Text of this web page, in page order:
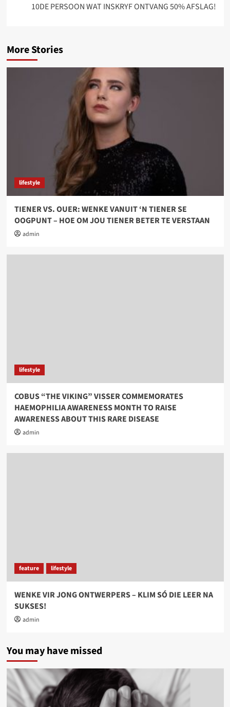
10DE PERSOON WAT INSKRYF ONTVANG 50% AFSLAG!
More Stories
lifestyle
TIENER VS. OUER: WENKE VANUIT ‘N TIENER SE
OOGPUNT – HOE OM JOU TIENER BETER TE VERSTAAN
admin
lifestyle
COBUS “THE VIKING” VISSER COMMEMORATES
HAEMOPHILIA AWARENESS MONTH TO RAISE
AWARENESS ABOUT THIS RARE DISEASE
admin
feature lifestyle
WENKE VIR JONG ONTWERPERS – KLIM SÓ DIE LEER NA
SUKSES!
admin
You may have missed